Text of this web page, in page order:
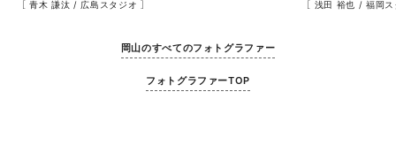
［ 青木 謙汰 / 広島スタジオ ］ ［ 浅田 裕也 / 福岡ス
岡山のすべてのフォトグラファー
フォトグラファーTOP